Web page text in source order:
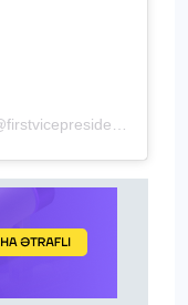
Публикация от Mehriban Aliyeva (@firstvicepresidentazerbaijan)